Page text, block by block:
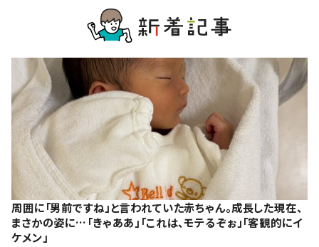
周囲に「男前ですね」と言われていた赤ちゃん。成長した現在、
まさかの姿に…「きゃああ」「これは、モテるぞぉ」「客観的にイ
ケメン」